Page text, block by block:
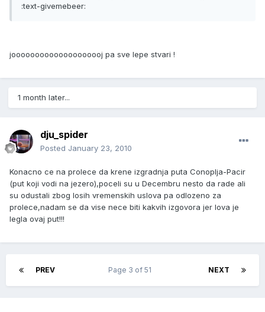
:text-givemebeer:
joooooooooooooooooooj pa sve lepe stvari !
1 month later...
dju_spider
Posted January 23, 2010
Konacno ce na prolece da krene izgradnja puta Conoplja-Pacir
(put koji vodi na jezero),poceli su u Decembru nesto da rade ali
su odustali zbog losih vremenskih uslova pa odlozeno za
prolece,nadam se da vise nece biti kakvih izgovora jer lova je
legla ovaj put!!!
PREV NEXT
Page 3 of 51